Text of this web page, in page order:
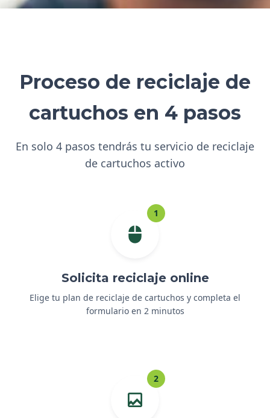
Proceso de reciclaje de
cartuchos en 4 pasos
En solo 4 pasos tendrás tu servicio de reciclaje
de cartuchos activo
1
Solicita reciclaje online
Elige tu plan de reciclaje de cartuchos y completa el
formulario en 2 minutos
2